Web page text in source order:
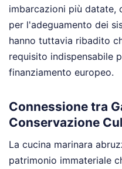
imbarcazioni più datate,
per l'adeguamento dei
hanno tuttavia ribadito
requisito indispensabile
finanziamento europeo.
Connessione tra
Conservazione
La cucina marinara
patrimonio immateriale